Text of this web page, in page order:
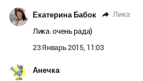
Екатерина Бабок Лика
Лика. очень рада)
23 Январь 2015, 11:03
Анечка